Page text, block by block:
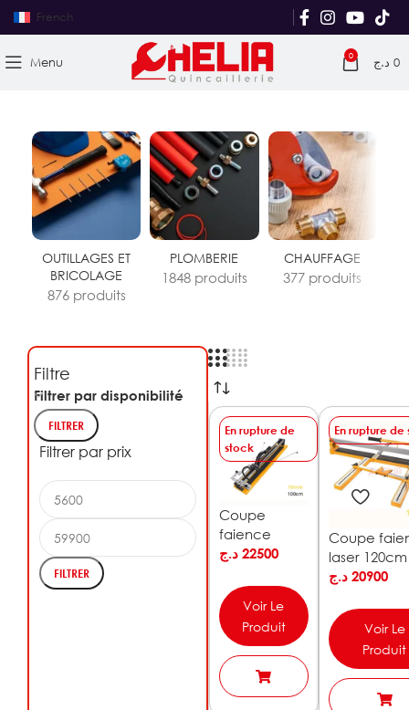
French
Menu 0 0 د.ج
OUTILLAGES ET
BRICOLAGE
876 produits
PLOMBERIE
1848 produits
CHAUFFAGE
377 produits
Filtre
Filtrer par disponibilité
FILTRER
Filtrer par prix
FILTRER
En rupture de
stock
Coupe
faience
100cm
TC0466
22500 د.ج
Voir Le
Produit
En rupture de
Coupe
laser 120cm
BEETRO |
20900 د.ج
Voir Le
Produit